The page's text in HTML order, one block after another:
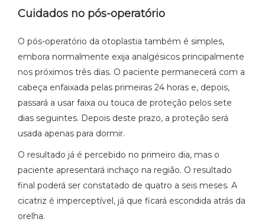
Cuidados no pós-operatório
O pós-operatório da otoplastia também é simples,
embora normalmente exija analgésicos principalmente
nos próximos três dias. O paciente permanecerá com a
cabeça enfaixada pelas primeiras 24 horas e, depois,
passará a usar faixa ou touca de proteção pelos sete
dias seguintes. Depois deste prazo, a proteção será
usada apenas para dormir.
O resultado já é percebido no primeiro dia, mas o
paciente apresentará inchaço na região. O resultado
final poderá ser constatado de quatro a seis meses. A
cicatriz é imperceptível, já que ficará escondida atrás da
orelha.